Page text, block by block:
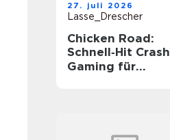
27. juli 2026
Lasse_Drescher
Chicken Road:
Schnell‑Hit Crash
Gaming für